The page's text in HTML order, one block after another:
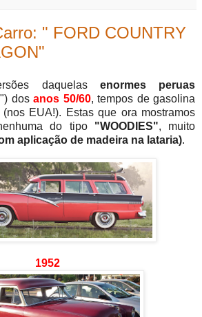
" FORD COUNTRY
daquelas enormes peruas
dosanos 50/60, tempos de gasolina
EUA!). Estas que ora mostramos
do tipo "WOODIES",
muito
aplicação de madeira na lataria).
1952